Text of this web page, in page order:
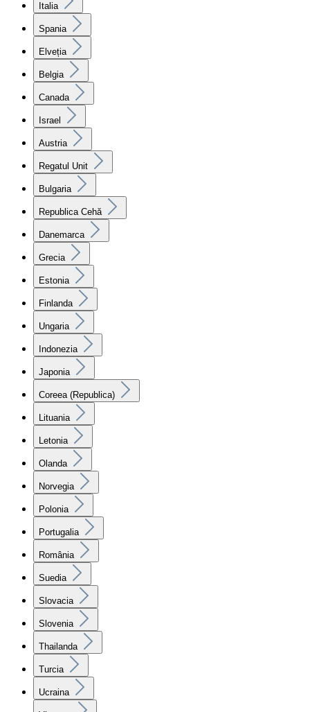
Italia
Spania
Elveția
Belgia
Canada
Israel
Austria
Regatul Unit
Bulgaria
Republica Cehă
Danemarca
Grecia
Estonia
Finlanda
Ungaria
Indonezia
Japonia
Coreea (Republica)
Lituania
Letonia
Olanda
Norvegia
Polonia
Portugalia
România
Suedia
Slovacia
Slovenia
Thailanda
Turcia
Ucraina